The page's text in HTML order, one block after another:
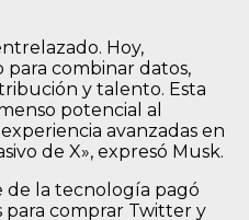
Hoy,
para combinar datos,
y talento. Esta
potencial al
avanzadas en
de X», expresó Musk.
de la tecnología pagó
para comprar Twitter y